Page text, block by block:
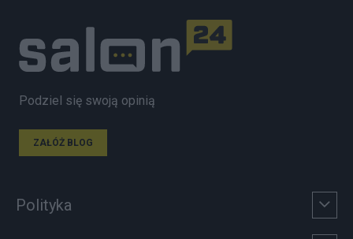
Podziel się swoją opinią
ZAŁÓŻ BLOG
Polityka